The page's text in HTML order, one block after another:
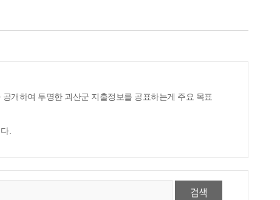
개하여 투명한 괴산군 지출정보를 공표하는게 주요 목표
.
검색